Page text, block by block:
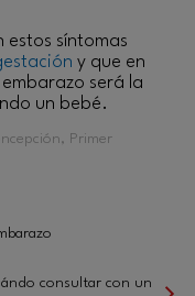
estos síntomas
y que en
será la
un bebé.
, Primer
consultar con un